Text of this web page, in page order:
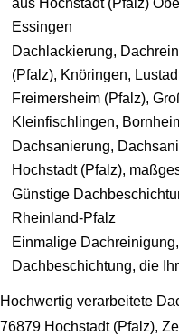
aus Hochstadt (Pfalz)
Essingen
Dachlackierung,
(Pfalz), Knöringen,
Freimersheim (Pfalz),
Kleinfischlingen,
Dachsanierung,
Hochstadt (Pfalz),
Günstige
Rheinland-Pfalz
Einmalige
Dachbeschichtung, die
Hochwertig verarbeitete
76879 Hochstadt (Pfalz),